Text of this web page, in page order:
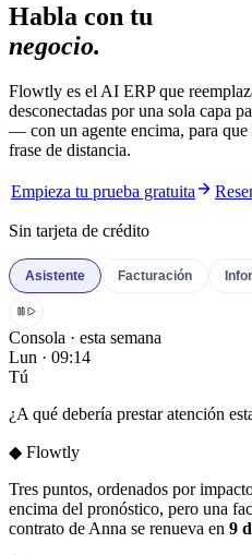
Habla con tu
negocio.
Flowtly es el AI ERP que
desconectadas por una sola capa
— con un agente encima, para que
frase de distancia.
Empieza tu prueba gratuita
Sin tarjeta de crédito
Asistente Facturación
Consola · esta semana
Lun · 09:14
Tú
¿A qué debería prestar atención
◆ Flowtly
Tres puntos, ordenados por
encima del pronóstico, pero una
contrato de Anna se renueva en 9